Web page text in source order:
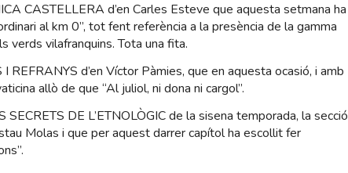
CASTELLERA d’en Carles Esteve que aquesta setmana ha
al km 0”, tot fent referència a la presència de la gamma
verds vilafranquins. Tota una fita.
REFRANYS d’en Víctor Pàmies, que en aquesta ocasió, i amb
allò de que “Al juliol, ni dona ni cargol”.
SECRETS DE L’ETNOLÒGIC de la sisena temporada, la secció
Molas i que per aquest darrer capítol ha escollit fer